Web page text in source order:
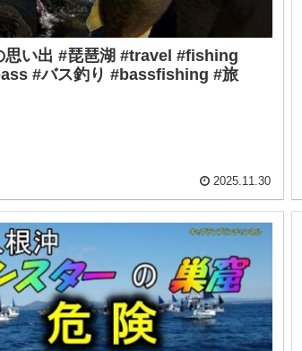
思い出 #琵琶湖 #travel #fishing
#バス釣り #bassfishing #旅
2025.11.30